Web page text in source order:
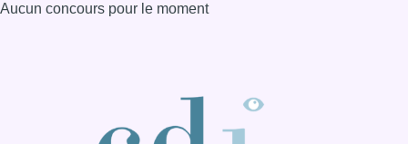
Aucun concours pour le moment